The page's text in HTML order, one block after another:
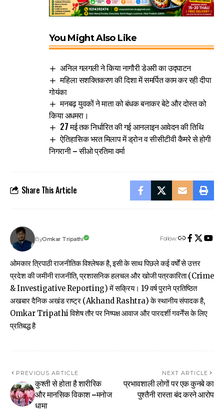
You Might Also Like
अनिल गलगली ने किया नागौरी डेअरी का उद्घाटन
महिला सशक्तिकरण की दिशा में समर्पित काम कर रही दीपा
गोयंका
मनबढ़ युवकों ने माता को बंधक बनाकर बेटे और दोस्त को
किया अधमरा।
27 मई तक निर्धारित की गई आनलाइन आवेदन की तिथि
ऐतिहासिक भरत मिलाप में ड्रोन व सीसीटीवी कैमरे से होगी
निगरानी – सीओ प्रतिमा वर्मा
Share This Article
ByOmkar Tripathi Follow:
ओमकार त्रिपाठी राजनीतिक विश्लेषक है, इसी के साथ पिछले कई वर्षों से उत्तर
प्रदेश की जमीनी राजनीति, प्रशासनिक हलचल और खोजी पत्रकारिता (Crime
& Investigative Reporting) में सक्रिय। 19 वर्ष पुराने प्रतिष्ठित
अखबार दैनिक अखंड राष्ट्र (Akhand Rashtra) के स्थानीय संपादक है,
Omkar Tripathi विशेष तौर पर निष्पक्ष आवाज और पारदर्शी गवर्नेंस के लिए
प्रतिबद्ध है
PREVIOUS ARTICLE
कुश्ती से होता है शारीरिक
और मानसिक विकाश –मनोज
धामा
NEXT ARTICLE
प्रभावशाली लोगों पर एक कुनबे का
पुश्तैनी रास्ता बंद करने आरोप